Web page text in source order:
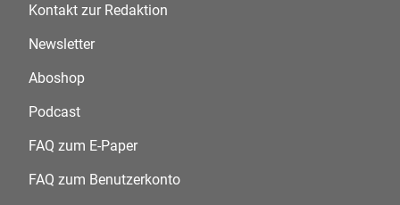
Kontakt zur Redaktion
Newsletter
Aboshop
Podcast
FAQ zum E-Paper
FAQ zum Benutzerkonto